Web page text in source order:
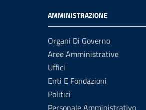
AMMINISTRAZIONE
Organi Di Governo
Aree Amministrative
Uffici
Enti E Fondazioni
Politici